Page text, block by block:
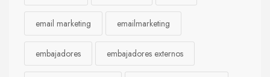
email marketing emailmarketing
embajadores embajadores externos